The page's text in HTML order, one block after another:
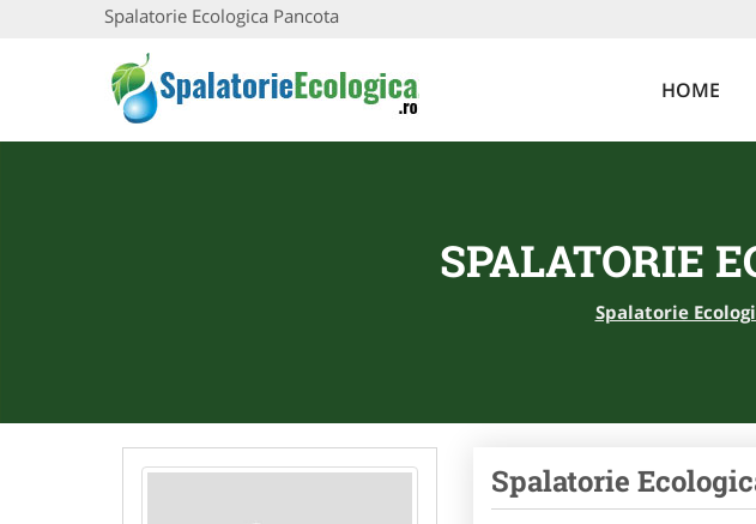
Spalatorie Ecologica Pancota
HOME
SPALATORIE
Spalatorie
Spalatorie